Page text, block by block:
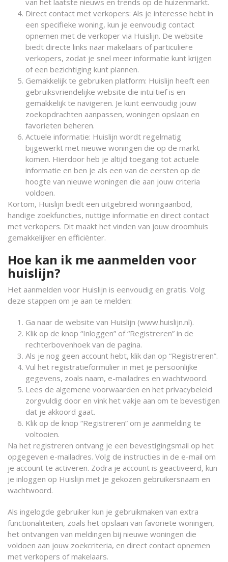
van het laatste nieuws en trends op de huizenmarkt.
Direct contact met verkopers: Als je interesse hebt in
een specifieke woning, kun je eenvoudig contact
opnemen met de verkoper via Huislijn. De website
biedt directe links naar makelaars of particuliere
verkopers, zodat je snel meer informatie kunt krijgen
of een bezichtiging kunt plannen.
Gemakkelijk te gebruiken platform: Huislijn heeft een
gebruiksvriendelijke website die intuïtief is en
gemakkelijk te navigeren. Je kunt eenvoudig jouw
zoekopdrachten aanpassen, woningen opslaan en
favorieten beheren.
Actuele informatie: Huislijn wordt regelmatig
bijgewerkt met nieuwe woningen die op de markt
komen. Hierdoor heb je altijd toegang tot actuele
informatie en ben je als een van de eersten op de
hoogte van nieuwe woningen die aan jouw criteria
voldoen.
Kortom, Huislijn biedt een uitgebreid woningaanbod,
handige zoekfuncties, nuttige informatie en direct contact
met verkopers. Dit maakt het vinden van jouw droomhuis
gemakkelijker en efficiënter.
Hoe kan ik me aanmelden voor
huislijn?
Het aanmelden voor Huislijn is eenvoudig en gratis. Volg
deze stappen om je aan te melden:
Ga naar de website van Huislijn (www.huislijn.nl).
Klik op de knop “Inloggen” of “Registreren” in de
rechterbovenhoek van de pagina.
Als je nog geen account hebt, klik dan op “Registreren”.
Vul het registratieformulier in met je persoonlijke
gegevens, zoals naam, e-mailadres en wachtwoord.
Lees de algemene voorwaarden en het privacybeleid
zorgvuldig door en vink het vakje aan om te bevestigen
dat je akkoord gaat.
Klik op de knop “Registreren” om je aanmelding te
voltooien.
Na het registreren ontvang je een bevestigingsmail op het
opgegeven e-mailadres. Volg de instructies in de e-mail om
je account te activeren. Zodra je account is geactiveerd, kun
je inloggen op Huislijn met je gekozen gebruikersnaam en
wachtwoord.
Als ingelogde gebruiker kun je gebruikmaken van extra
functionaliteiten, zoals het opslaan van favoriete woningen,
het ontvangen van meldingen bij nieuwe woningen die
voldoen aan jouw zoekcriteria, en direct contact opnemen
met verkopers of makelaars.